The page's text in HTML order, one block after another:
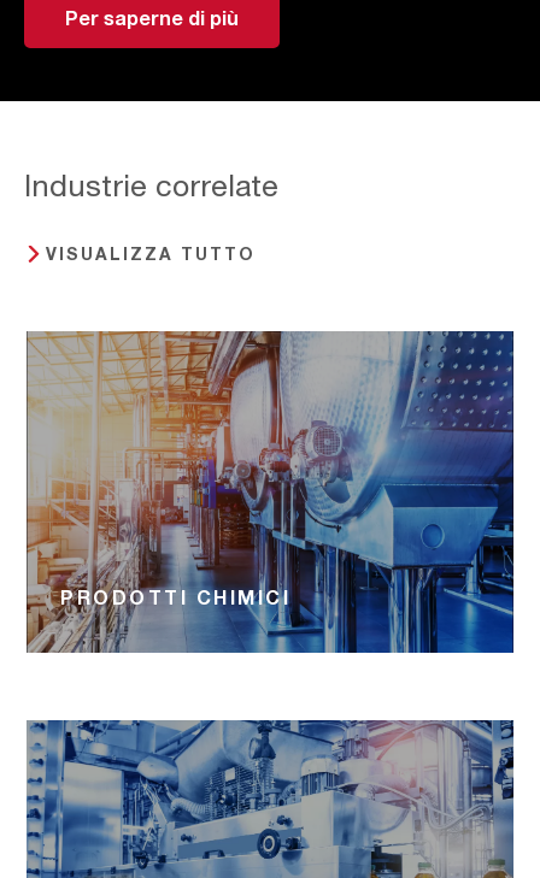
Per saperne di più
Industrie correlate
VISUALIZZA TUTTO
PRODOTTI CHIMICI